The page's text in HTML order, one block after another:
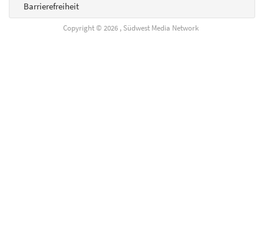
Barrierefreiheit
Copyright © 2026 , Südwest Media Network